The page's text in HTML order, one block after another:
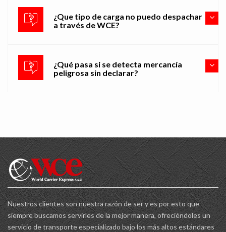
¿Que tipo de carga no puedo despachar
a través de WCE?
¿Qué pasa si se detecta mercancía
peligrosa sin declarar?
Nuestros clientes son nuestra razón de ser y es por esto que
siempre buscamos servirles de la mejor manera, ofreciéndoles un
servicio de transporte especializado bajo los más altos estándares